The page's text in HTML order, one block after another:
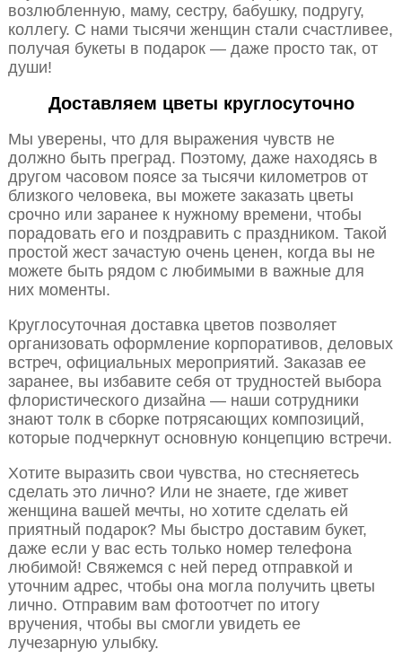
возлюбленную, маму, сестру, бабушку, подругу,
коллегу. С нами тысячи женщин стали счастливее,
получая букеты в подарок — даже просто так, от
души!
Доставляем цветы круглосуточно
Мы уверены, что для выражения чувств не
должно быть преград. Поэтому, даже находясь в
другом часовом поясе за тысячи километров от
близкого человека, вы можете заказать цветы
срочно или заранее к нужному времени, чтобы
порадовать его и поздравить с праздником. Такой
простой жест зачастую очень ценен, когда вы не
можете быть рядом с любимыми в важные для
них моменты.
Круглосуточная доставка цветов позволяет
организовать оформление корпоративов, деловых
встреч, официальных мероприятий. Заказав ее
заранее, вы избавите себя от трудностей выбора
флористического дизайна — наши сотрудники
знают толк в сборке потрясающих композиций,
которые подчеркнут основную концепцию встречи.
Хотите выразить свои чувства, но стесняетесь
сделать это лично? Или не знаете, где живет
женщина вашей мечты, но хотите сделать ей
приятный подарок? Мы быстро доставим букет,
даже если у вас есть только номер телефона
любимой! Свяжемся с ней перед отправкой и
уточним адрес, чтобы она могла получить цветы
лично. Отправим вам фотоотчет по итогу
вручения, чтобы вы смогли увидеть ее
лучезарную улыбку.